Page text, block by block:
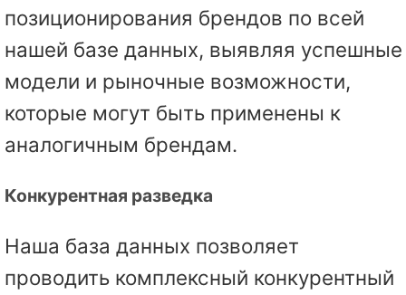
позиционирования брендов по всей
нашей базе данных, выявляя успешные
модели и рыночные возможности,
которые могут быть применены к
аналогичным брендам.
Конкурентная разведка
Наша база данных позволяет
проводить комплексный конкурентный